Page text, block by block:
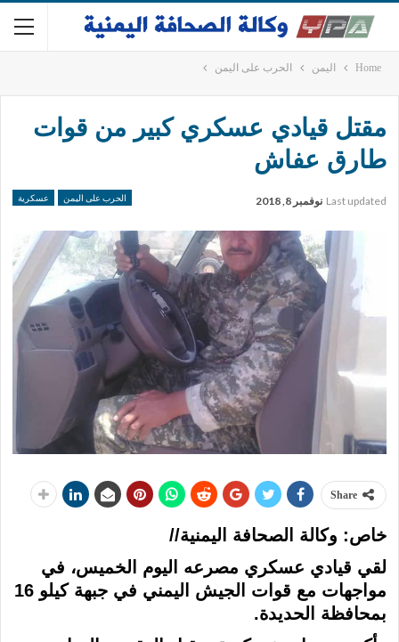
Home اليمن الحرب على اليمن
مقتل قيادي عسكري كبير من قوات
طارق عفاش
الحرب على اليمن عسكرية Last updated نوفمبر 8, 2018
Share
خاص: وكالة الصحافة اليمنية//
لقي قيادي عسكري مصرعه اليوم الخميس، في
مواجهات مع قوات الجيش اليمني في جبهة كيلو 16
بمحافظة الحديدة.